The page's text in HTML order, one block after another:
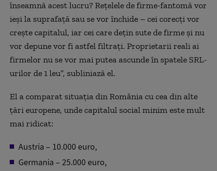
înseamnă acest lucru? Reţelele de firme-fantomă vor
ieşi la suprafaţă sau se vor închide – cei corecţi vor
creşte capitalul, iar cei care deţin sute de firme şi nu
vor depune vor fi astfel filtraţi. Proprietarii reali ai
firmelor nu se vor mai putea ascunde în spatele SRL-
urilor de 1 leu”, subliniază el.
El a comparat situația din România cu cea din alte
țări europene, unde capitalul social minim este mult
mai ridicat:
Austria – 10.000 euro,
Germania – 25.000 euro,